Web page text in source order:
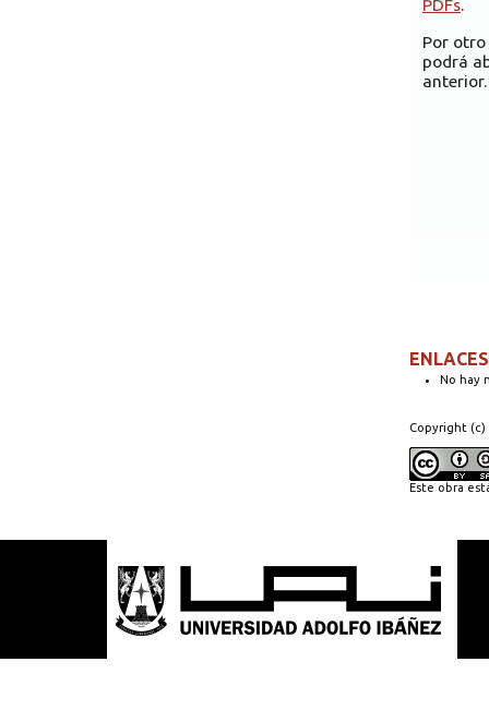
PDFs.
Por otro
podrá
anterior.
No hay
Copyright (c)
Este obra